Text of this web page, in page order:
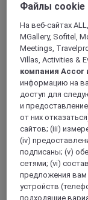
Shijiazhuang,
Mercure
The hotel is
on Line 1. It is
Provincial
by several
with a 24-hour
Файлы cookie
На веб-сайтах
MGallery, Sofitel,
Meetings,
Villas, Activities &
компания Accor
информацию на
доступ для
и
от них
сайтов; (iii)
(iv)
подписаны; (v)
сетями; (vi)
предложения
устройств
подходящие